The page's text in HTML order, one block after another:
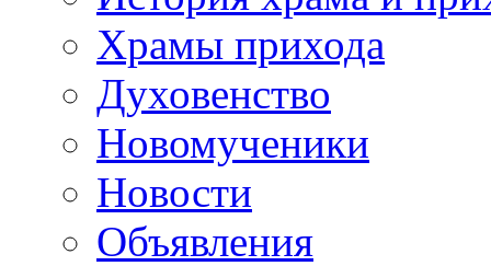
Храмы прихода
Духовенство
Новомученики
Новости
Объявления